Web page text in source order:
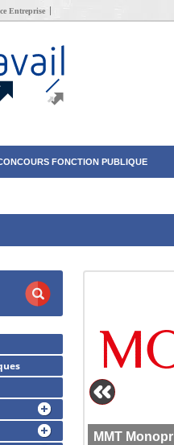
Entreprise
FONCTION PUBLIQUE
MMT